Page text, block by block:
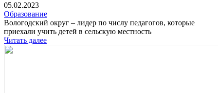
05.02.2023
Образование
Вологодский округ – лидер по числу педагогов, которые
приехали учить детей в сельскую местность
Читать далее